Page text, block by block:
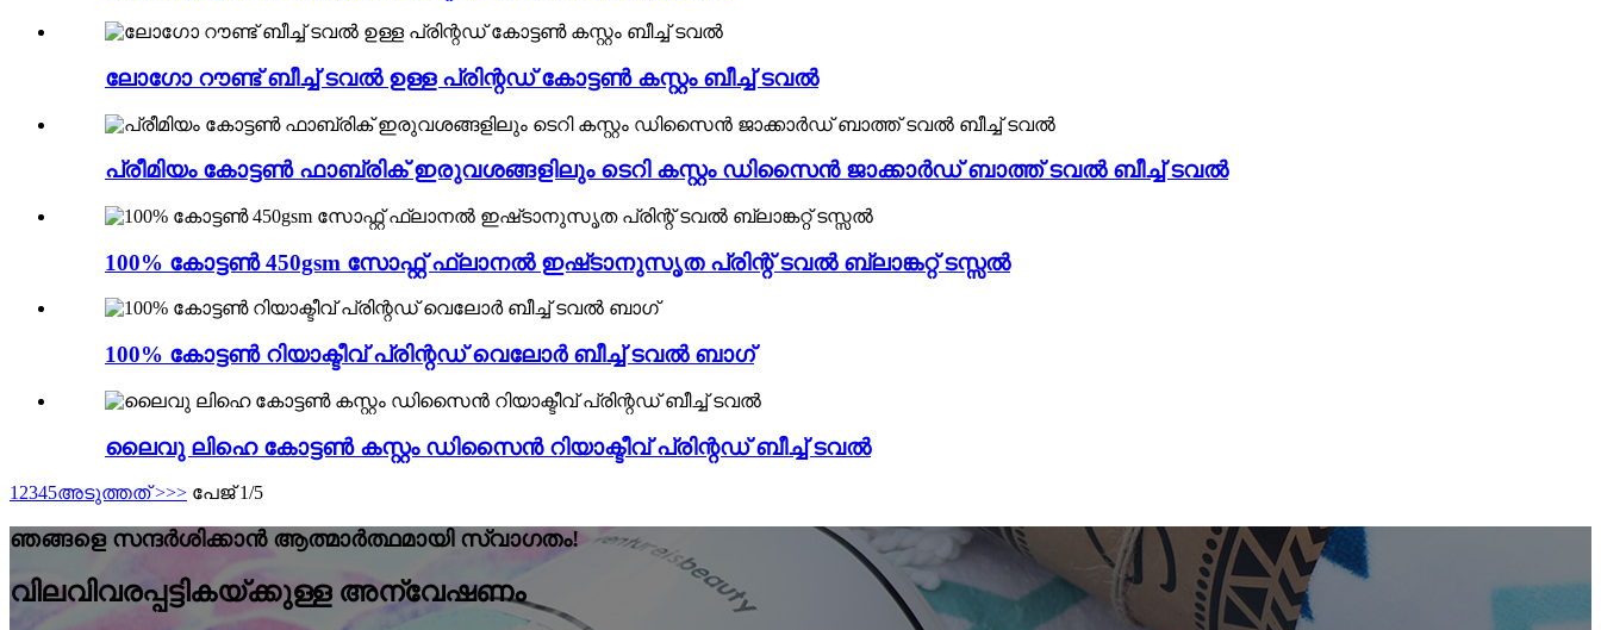
ലോഗോ റൗണ്ട് ബീച്ച് ടവൽ ഉള്ള പ്രിന്റഡ് കോട്ടൺ കസ്റ്റം ബീച്ച് ടവൽ
പ്രീമിയം കോട്ടൺ ഫാബ്രിക് ഇരുവശങ്ങളിലും ടെറി കസ്റ്റം ഡിസൈൻ ജാക്കാർഡ് ബാത്ത് ടവൽ ബീച്ച് ടവൽ
100% കോട്ടൺ 450gsm സോഫ്റ്റ് ഫ്ലാനൽ ഇഷ്‌ടാനുസൃത പ്രിന്റ് ടവൽ ബ്ലാങ്കറ്റ് ടസ്സൽ
100% കോട്ടൺ റിയാക്ടീവ് പ്രിന്റഡ് വെലോർ ബീച്ച് ടവൽ ബാഗ്
ലൈവു ലിഹെ കോട്ടൺ കസ്റ്റം ഡിസൈൻ റിയാക്ടീവ് പ്രിന്റഡ് ബീച്ച് ടവൽ
1 2345അടുത്തത് >>> പേജ് 1/5
ഞങ്ങളെ സന്ദർശിക്കാൻ ആത്മാർത്ഥമായി സ്വാഗതം!
വിലവിവരപ്പട്ടികയ്ക്കുള്ള അന്വേഷണം